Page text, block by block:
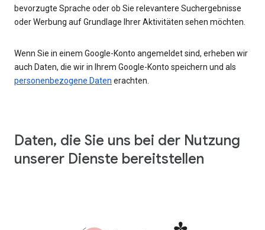
bevorzugte Sprache oder ob Sie relevantere Suchergebnisse
oder Werbung auf Grundlage Ihrer Aktivitäten sehen möchten.
Wenn Sie in einem Google-Konto angemeldet sind, erheben wir
auch Daten, die wir in Ihrem Google-Konto speichern und als
personenbezogene Daten erachten.
Daten, die Sie uns bei der Nutzung
unserer Dienste bereitstellen